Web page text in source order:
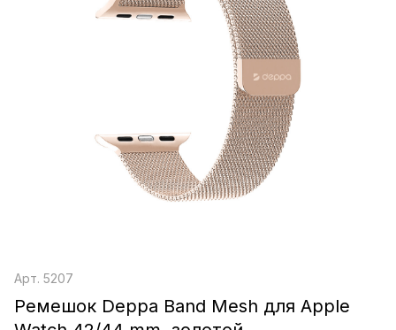
Арт. 5207
Ремешок Deppa Band Mesh для Apple